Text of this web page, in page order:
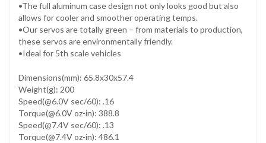
•The full aluminum case design not only looks good but also
allows for cooler and smoother operating temps.
•Our servos are totally green – from materials to production,
these servos are environmentally friendly.
•Ideal for 5th scale vehicles
Dimensions(mm): 65.8x30x57.4
Weight(g): 200
Speed(@6.0V sec/60): .16
Torque(@6.0V oz-in): 388.8
Speed(@7.4V sec/60): .13
Torque(@7.4V oz-in): 486.1